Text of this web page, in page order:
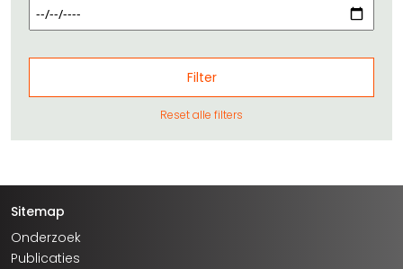
Reset alle filters
Sitemap
Onderzoek
Publicaties